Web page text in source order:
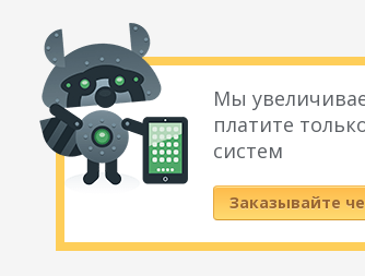
Мы
платите
систем
Заказывайте